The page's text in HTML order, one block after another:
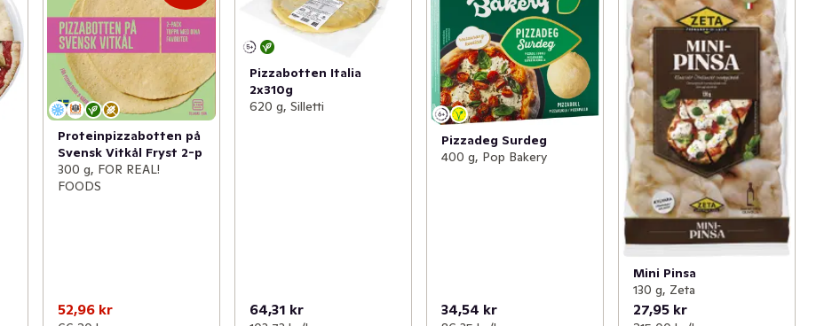
Proteinpizzabotten på
Svensk Vitkål Fryst 2-p
300 g, FOR REAL!
FOODS
52,96 kr
Pizzabotten Italia
2x310g
620 g, Silletti
64,31 kr
Pizzadeg Surdeg
400 g, Pop Bakery
34,54 kr
Mini Pinsa
130 g, Zeta
27,95 kr